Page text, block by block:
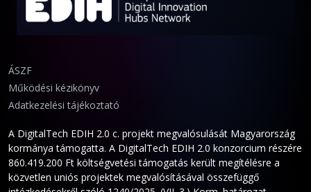
ÁSZF
Működési kézikönyv
Adatkezelési tájékoztató
A DigitalTech EDIH 2.0 c. projekt megvalósulását Magyarország
kormánya támogatta. A DigitalTech EDIH 2.0 konzorcium részére
860.419.200 Ft költségvetési támogatás került megítélésre a
közvetlen uniós projektek megvalósításával összefüggő